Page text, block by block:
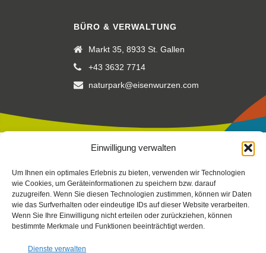
Einwilligung verwalten
Um Ihnen ein optimales Erlebnis zu bieten, verwenden wir Technologien
wie Cookies, um Geräteinformationen zu speichern bzw. darauf
zuzugreifen. Wenn Sie diesen Technologien zustimmen, können wir Daten
wie das Surfverhalten oder eindeutige IDs auf dieser Website verarbeiten.
Wenn Sie Ihre Einwilligung nicht erteilen oder zurückziehen, können
bestimmte Merkmale und Funktionen beeinträchtigt werden.
Dienste verwalten
BÜRO & VERWALTUNG
Markt 35, 8933 St. Gallen
+43 3632 7714
naturpark@eisenwurzen.com
Fotos:Stefan Leitner-Gesaeuse,TV Gesäuse Stefan Leitner
mit Unterstützung von Bund, Land Steiermark und der
Europäischen Union (LEADER), Verein Arche Noah, Peterherr,
Scheucher, Sattler, Nachbagauer, NUP EIS